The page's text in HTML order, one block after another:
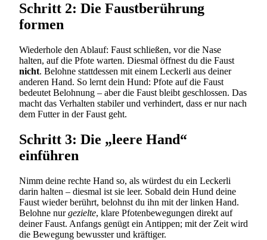
Schritt 2: Die Faustberührung
formen
Wiederhole den Ablauf: Faust schließen, vor die Nase
halten, auf die Pfote warten. Diesmal öffnest du die Faust
nicht. Belohne stattdessen mit einem Leckerli aus deiner
anderen Hand. So lernt dein Hund: Pfote auf die Faust
bedeutet Belohnung – aber die Faust bleibt geschlossen. Das
macht das Verhalten stabiler und verhindert, dass er nur nach
dem Futter in der Faust geht.
Schritt 3: Die „leere Hand“
einführen
Nimm deine rechte Hand so, als würdest du ein Leckerli
darin halten – diesmal ist sie leer. Sobald dein Hund deine
Faust wieder berührt, belohnst du ihn mit der linken Hand.
Belohne nurgezielte, klare Pfotenbewegungen direkt auf
deiner Faust. Anfangs genügt ein Antippen; mit der Zeit wird
die Bewegung bewusster und kräftiger.